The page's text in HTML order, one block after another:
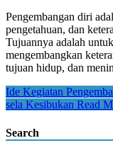
Pengembangan diri
pengetahuan, dan
Tujuannya adalah
mengembangkan
tujuan hidup, dan
Ide Kegiatan
sela Kesibukan Read
Search